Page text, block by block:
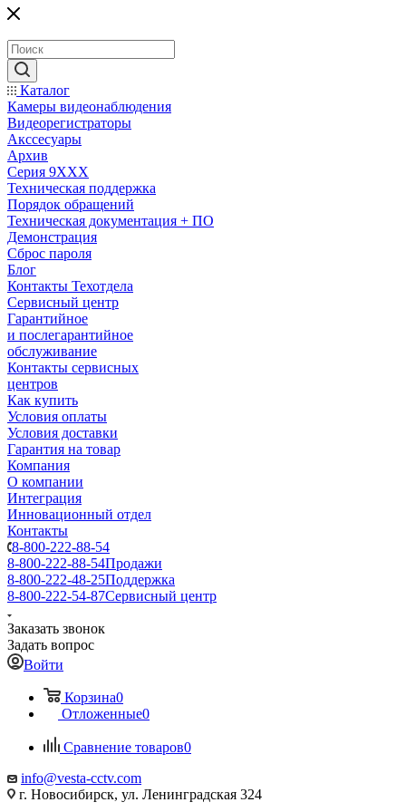
Каталог
Камеры видеонаблюдения
Видеорегистраторы
Акссесуары
Архив
Серия 9XXX
Техническая поддержка
Порядок обращений
Техническая документация + ПО
Демонстрация
Сброс пароля
Блог
Контакты Техотдела
Сервисный центр
Гарантийное
и послегарантийное
обслуживание
Контакты сервисных
центров
Как купить
Условия оплаты
Условия доставки
Гарантия на товар
Компания
О компании
Интеграция
Инновационный отдел
Контакты
8-800-222-88-54
8-800-222-88-54Продажи
8-800-222-48-25Поддержка
8-800-222-54-87Сервисный центр
Заказать звонок
Задать вопрос
Войти
Корзина0
Отложенные0
Сравнение товаров0
info@vesta-cctv.com
г. Новосибирск, ул. Ленинградская 324